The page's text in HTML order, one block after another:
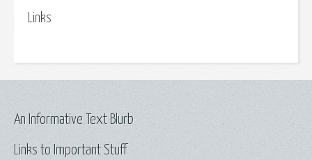
Links
Links to Important Stuff
An Informative Text Blurb